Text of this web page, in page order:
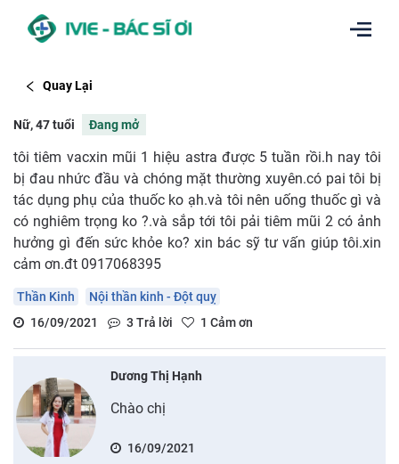
Quay Lại
Nữ, 47 tuổi Đang mở
tôi tiêm vacxin mũi 1 hiệu astra được 5 tuần rồi.h nay tôi
bị đau nhức đầu và chóng mặt thường xuyên.có pai tôi bị
tác dụng phụ của thuốc ko ạh.và tôi nên uống thuốc gì và
có nghiêm trọng ko ?.và sắp tới tôi pải tiêm mũi 2 có ảnh
hưởng gì đến sức khỏe ko? xin bác sỹ tư vấn giúp tôi.xin
cảm ơn.đt 0917068395
Thần Kinh
Nội thần kinh - Đột quỵ
16/09/2021
3 Trả lời 1 Cảm ơn
Dương Thị Hạnh
Chào chị
16/09/2021